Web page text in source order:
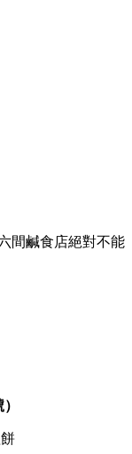
間鹹食店絕對不能